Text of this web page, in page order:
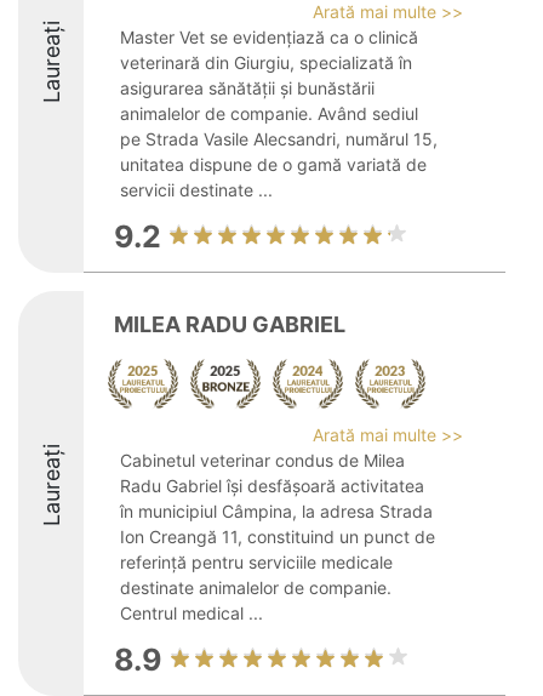
Laureați
Arată mai multe >>
Master Vet se evidențiază ca o clinică
veterinară din Giurgiu, specializată în
asigurarea sănătății și bunăstării
animalelor de companie. Având sediul
pe Strada Vasile Alecsandri, numărul 15,
unitatea dispune de o gamă variată de
servicii destinate ...
9.2
Laureați
MILEA RADU GABRIEL
Arată mai multe >>
Cabinetul veterinar condus de Milea
Radu Gabriel își desfășoară activitatea
în municipiul Câmpina, la adresa Strada
Ion Creangă 11, constituind un punct de
referință pentru serviciile medicale
destinate animalelor de companie.
Centrul medical ...
8.9